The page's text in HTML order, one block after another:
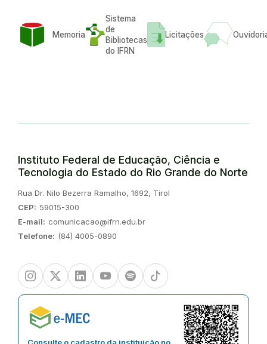
Memoria
Sistema
de
Bibliotecas
do IFRN
Licitações
Instituto Federal de Educação, Ciência e
Tecnologia do Estado do Rio Grande do Norte
Endereço:
Rua Dr. Nilo Bezerra Ramalho, 1692, Tirol
CEP: 59015-300
E-mail: comunicacao@ifrn.edu.br
Telefone: (84) 4005-0890
InstagramTwitter/XLinkedinYoutubeSpotify TikTok